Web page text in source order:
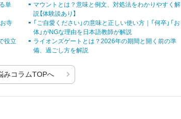
独り言が多くなってし
まって悩んでいる方も
いるでしょう。
単
マウントとは？意味と例文、対処法をわかりやすく解
説【体験談あり】
寺
「ご自愛ください」の意味と正しい使い方｜「何卒」「お
体」がNGな理由を日本語教師が解説
役立
ライオンズゲートとは？2026年の期間と開く前の準
備、過ごし方を解説
みコラムTOPへ